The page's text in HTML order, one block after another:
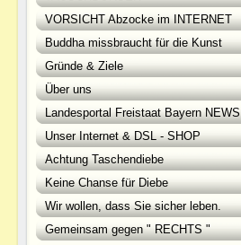
VORSICHT Abzocke im INTERNET
Buddha missbraucht für die Kunst
Gründe & Ziele
Über uns
Landesportal Freistaat Bayern NEWS
Unser Internet & DSL - SHOP
Achtung Taschendiebe
Keine Chanse für Diebe
Wir wollen, dass Sie sicher leben.
Gemeinsam gegen " RECHTS "